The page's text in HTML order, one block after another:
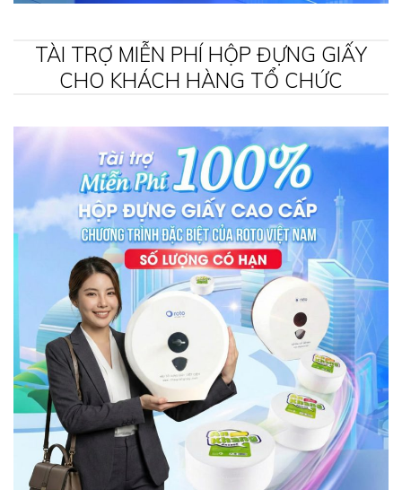
TÀI TRỢ MIỄN PHÍ HỘP ĐỰNG GIẤY
CHO KHÁCH HÀNG TỔ CHỨC